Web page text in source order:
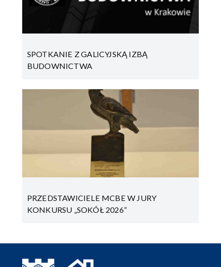
SPOTKANIE Z GALICYJSKĄ IZBĄ
BUDOWNICTWA
PRZEDSTAWICIELE MCBE W JURY
KONKURSU „SOKÓŁ 2026”